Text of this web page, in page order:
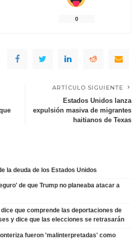
0
ARTÍCULO SIGUIENTE
Estados Unidos lanza
expulsión masiva de migrantes
haitianos de Texas
la deuda de los Estados Unidos
de que Trump no planeaba atacar a
que comprende las deportaciones de
y dice que las elecciones se retrasarán
fueron 'malinterpretadas' como